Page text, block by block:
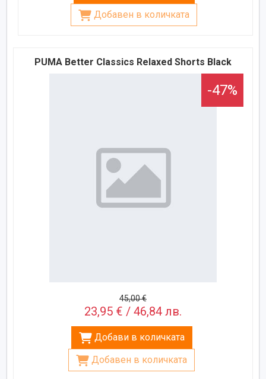
Добавен в количката
PUMA Better Classics Relaxed Shorts Black
-47%
45,00 €
23,95 € / 46,84 лв.
Добави в количката
Добавен в количката